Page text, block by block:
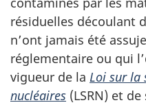
résiduelles découlant
n’ont jamais été
réglementaire ou qui
vigueur de la Loi sur la
nucléaires (LSRN) et